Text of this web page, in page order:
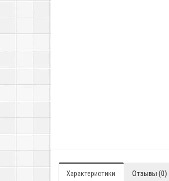
Характеристики Отзывы (0)